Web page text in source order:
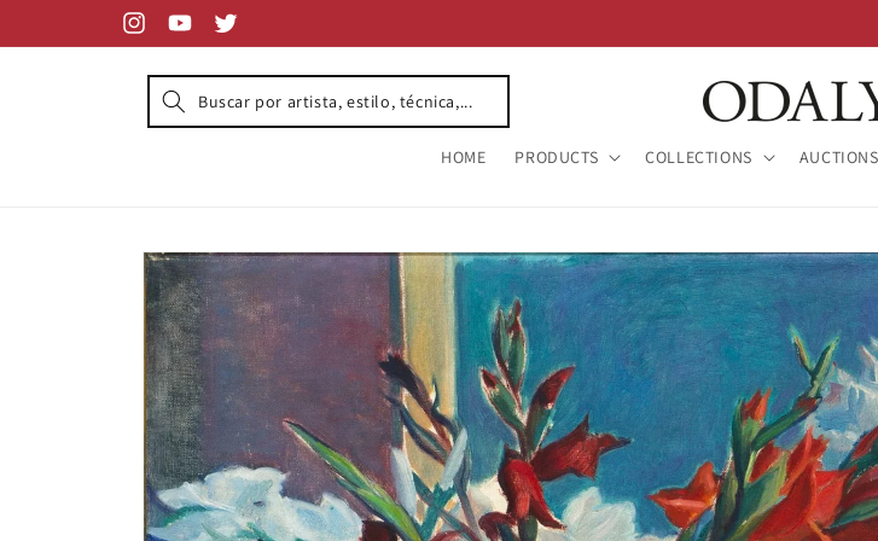
InstagramYouTubeTwitter
HOME PRODUCTS COLLECTIONS AUCTIONS
Skip to
product
information